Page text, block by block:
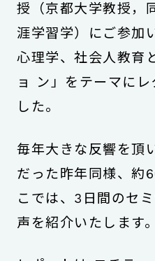
授（京都大学教授，
涯学習学）にご参加
心理学、社会人教育
ョ ン」をテーマに
した。
毎年大きな反響を頂
だった昨年同様、約
こでは、3日間のセ
声を紹介いたします。